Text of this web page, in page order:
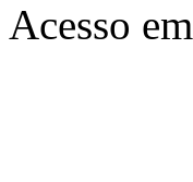
Acesso